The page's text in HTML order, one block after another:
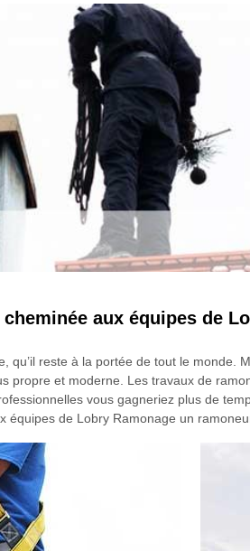
aux équipes de
qu’il reste à la portée de tout le
propre et moderne. Les travaux de
vous gagneriez plus de
de Lobry Ramonage un